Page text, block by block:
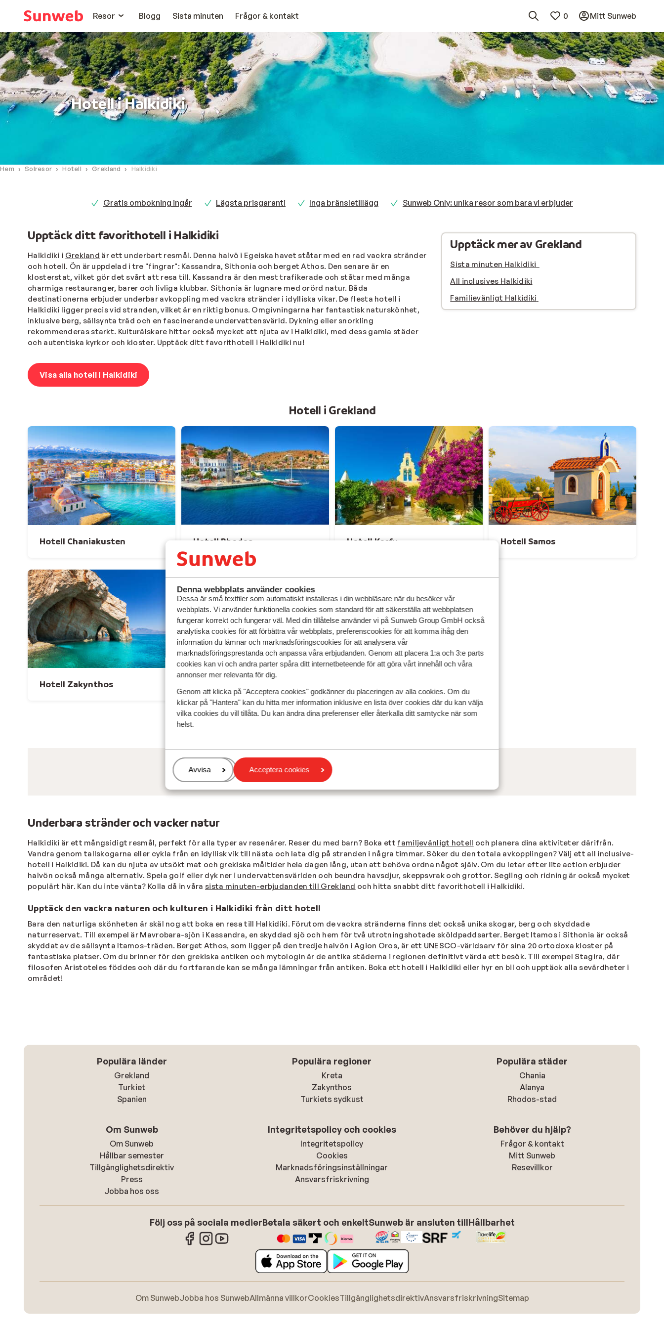
Denna webbplats använder cookies
Dessa är små textfiler som automatiskt installeras i din webbläsare när du besöker vår
webbplats. Vi använder funktionella cookies som standard för att säkerställa att webbplatsen
fungerar korrekt och fungerar väl. Med din tillåtelse använder vi på Sunweb Group GmbH också
analytiska cookies för att förbättra vår webbplats, preferenscookies för att komma ihåg den
information du lämnar och marknadsföringscookies för att analysera vår
marknadsföringsprestanda och anpassa våra erbjudanden. Genom att placera 1:a och 3:e parts
cookies kan vi och andra parter spåra ditt internetbeteende för att göra vårt innehåll och våra
annonser mer relevanta för dig.
Genom att klicka på "Acceptera cookies" godkänner du placeringen av alla cookies. Om du
klickar på "Hantera" kan du hitta mer information inklusive en lista över cookies där du kan välja
vilka cookies du vill tillåta. Du kan ändra dina preferenser eller återkalla ditt samtycke när som
helst.
Hantera
Avvisa Acceptera cookies
Resor
Blogg Sista minuten Frågor & kontakt 0 Mitt Sunweb
Hotell i Halkidiki
Hem Solresor Hotell Grekland Halkidiki
Gratis ombokning ingår Lägsta prisgaranti Inga bränsletillägg Sunweb Only: unika resor som bara vi erbjuder
Upptäck ditt favorithotell i Halkidiki
Halkidiki i Grekland är ett underbart resmål. Denna halvö i Egeiska havet ståtar med en rad vackra stränder
och hotell. Ön är uppdelad i tre "fingrar": Kassandra, Sithonia och berget Athos. Den senare är en
klosterstat, vilket gör det svårt att resa till. Kassandra är den mest trafikerade och ståtar med många
charmiga restauranger, barer och livliga klubbar. Sithonia är lugnare med orörd natur. Båda
destinationerna erbjuder underbar avkoppling med vackra stränder i idylliska vikar. De flesta hotell i
Halkidiki ligger precis vid stranden, vilket är en riktig bonus. Omgivningarna har fantastisk naturskönhet,
inklusive berg, sällsynta träd och en fascinerande undervattensvärld. Dykning eller snorkling
rekommenderas starkt. Kulturälskare hittar också mycket att njuta av i Halkidiki, med dess gamla städer
och autentiska kyrkor och kloster. Upptäck ditt favorithotell i Halkidiki nu!
Visa alla hotell i Halkidiki
Upptäck mer av Grekland
Sista minuten Halkidiki
All inclusives Halkidiki
Familievänligt Halkidiki
Hotell i Grekland
Hotell Chaniakusten Hotell Rhodos Hotell Korfu Hotell Samos
Hotell Zakynthos
Underbara stränder och vacker natur
Halkidiki är ett mångsidigt resmål, perfekt för alla typer av resenärer. Reser du med barn? Boka ett familjevänligt hotell och planera dina aktiviteter därifrån.
Vandra genom tallskogarna eller cykla från en idyllisk vik till nästa och lata dig på stranden i några timmar. Söker du den totala avkopplingen? Välj ett all inclusive-
hotell i Halkidiki. Då kan du njuta av utsökt mat och grekiska måltider hela dagen lång, utan att behöva ordna något själv. Om du letar efter lite action erbjuder
halvön också många alternativ. Spela golf eller dyk ner i undervattensvärlden och beundra havsdjur, skeppsvrak och grottor. Segling och ridning är också mycket
populärt här. Kan du inte vänta? Kolla då in våra sista minuten-erbjudanden till Grekland och hitta snabbt ditt favorithotell i Halkidiki.
Upptäck den vackra naturen och kulturen i Halkidiki från ditt hotell
Bara den naturliga skönheten är skäl nog att boka en resa till Halkidiki. Förutom de vackra stränderna finns det också unika skogar, berg och skyddade
naturreservat. Till exempel är Mavrobara-sjön i Kassandra, en skyddad sjö och hem för två utrotningshotade sköldpaddsarter. Berget Itamos i Sithonia är också
skyddat av de sällsynta Itamos-träden. Berget Athos, som ligger på den tredje halvön i Agion Oros, är ett UNESCO-världsarv för sina 20 ortodoxa kloster på
fantastiska platser. Om du brinner för den grekiska antiken och mytologin är de antika städerna i regionen definitivt värda ett besök. Till exempel Stagira, där
filosofen Aristoteles föddes och där du fortfarande kan se många lämningar från antiken. Boka ett hotell i Halkidiki eller hyr en bil och upptäck alla sevärdheter i
området!
Populära länder
Grekland
Turkiet
Spanien
Populära regioner
Kreta
Zakynthos
Turkiets sydkust
Populära städer
Chania
Alanya
Rhodos-stad
Om Sunweb
Om Sunweb
Hållbar semester
Tillgänglighetsdirektiv
Press
Jobba hos oss
Integritetspolicy och cookies
Integritetspolicy
Cookies
Marknadsföringsinställningar
Ansvarsfriskrivning
Behöver du hjälp?
Frågor & kontakt
Mitt Sunweb
Resevillkor
Följ oss på sociala medierBetala säkert och enkeltSunweb är ansluten tillHållbarhet
Om SunwebJobba hos SunwebAllmänna villkorCookiesTillgänglighetsdirektivAnsvarsfriskrivningSitemap